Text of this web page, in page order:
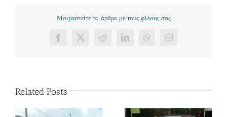
Μοιραστείτε το άρθρο με τους φίλους σας
Facebook
X Reddit LinkedInWhatsApp
Email
Related Posts